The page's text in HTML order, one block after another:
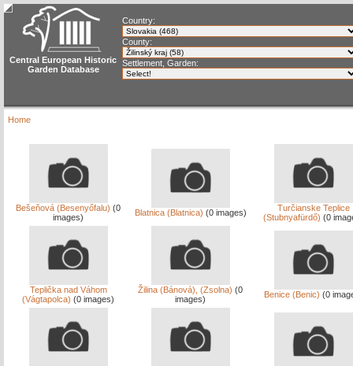
Central European Historic
Garden Database
Country:
County:
Settlement, Garden:
Home
Bešeňová (Besenyőfalu) (0
images)
Blatnica (Blatnica) (0 images)
Turčianske Teplice
(Stubnyafürdő) (0
Teplička nad Váhom
(Vágtapolca) (0 images)
Žilina (Bánová), (Zsolna) (0
images)
Benice (Benic) (0